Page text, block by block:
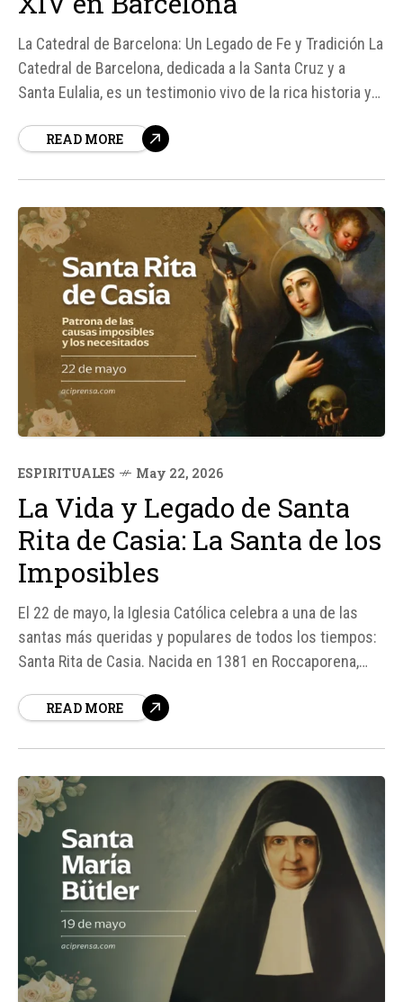
La Catedral de Barcelona: Un Legado de Fe y Tradición La
Catedral de Barcelona, dedicada a la Santa Cruz y a
Santa Eulalia, es un testimonio vivo de la rica historia y
impresionante estructura ha sido testigo de la devoción
READ MORE
ESPIRITUALES May 22, 2026
La Vida y Legado de Santa
Rita de Casia: La Santa de los
Imposibles
El 22 de mayo, la Iglesia Católica celebra a una de las
santas más queridas y populares de todos los tiempos:
Santa Rita de Casia. Nacida en 1381 en Roccaporena,
devoción. Su nombre se ha convertido en sinónimo de
READ MORE